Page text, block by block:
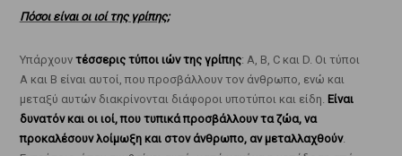
Πόσοι είναι οι ιοί της γρίπης;
Υπάρχουν τέσσερις τύποι ιών της γρίπης: A, B, C και D. Οι τύποι
Α και Β είναι αυτοί, που προσβάλλουν τον άνθρωπο, ενώ και
μεταξύ αυτών διακρίνονται διάφοροι υποτύποι και είδη. Είναι
δυνατόν και οι ιοί, που τυπικά προσβάλλουν τα ζώα, να
προκαλέσουν λοίμωξη και στον άνθρωπο, αν μεταλλαχθούν.